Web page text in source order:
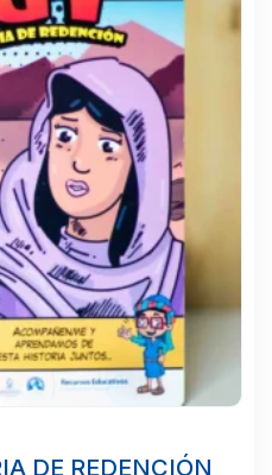
DE REDENCIÓN